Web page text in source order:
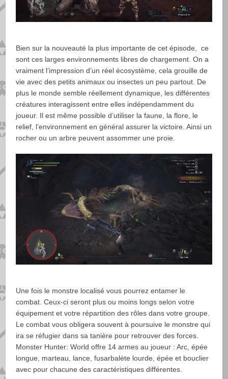
Bien sur la nouveauté la plus importante de cet épisode, ce
sont ces larges environnements libres de chargement. On a
vraiment l’impression d’un réel écosystème, cela grouille de
vie avec des petits animaux ou insectes un peu partout. De
plus le monde semble réellement dynamique, les différentes
créatures interagissent entre elles indépendamment du
joueur. Il est même possible d’utiliser la faune, la flore, le
relief, l’environnement en général assurer la victoire. Ainsi un
rocher ou un arbre peuvent assommer une proie.
Une fois le monstre localisé vous pourrez entamer le
combat. Ceux-ci seront plus ou moins longs selon votre
équipement et votre répartition des rôles dans votre groupe.
Le combat vous obligera souvent à poursuive le monstre qui
ira se réfugier dans sa tanière pour retrouver des forces.
Monster Hunter: World offre 14 armes au joueur : Arc, épée
longue, marteau, lance, fusarbalète lourde, épée et bouclier
avec pour chacune des caractéristiques différentes.